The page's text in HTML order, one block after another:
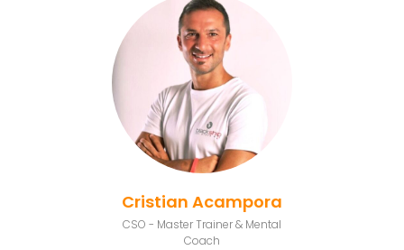
Cristian Acampora
CSO - Master Trainer & Mental
Coach